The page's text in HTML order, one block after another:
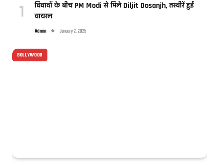
विवादों के बीच PM Modi से मिले Diljit Dosanjh, तस्वीरें हुईं
वायरल
Admin January 2, 2025
BOLLYWOOD